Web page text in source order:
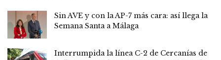
Sin AVE y con la AP-7 más cara: así llega la
Semana Santa a Málaga
Interrumpida la línea C-2 de Cercanías de